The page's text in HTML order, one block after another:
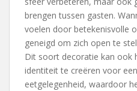
brengen tussen gasten.
voelen door betekenisvolle
geneigd om zich open te
Dit soort decoratie kan ook
identiteit te creëren voor
eetgelegenheid, waardoor